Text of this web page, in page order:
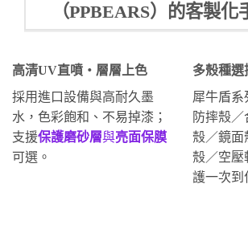
（PPBEARS）的客製化
高清UV直噴・層層上色
採用進口設備與高耐久墨
水，色彩飽和、不易掉漆；
支援保護磨砂層與亮面保膜
可選。
多殼種選
犀牛盾系
防摔殼
殼／鏡面
殼／空壓
護一次到